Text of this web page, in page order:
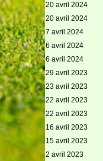
20 avril 2024
20 avril 2024
7 avril 2024
6 avril 2024
6 avril 2024
29 avril 2023
23 avril 2023
22 avril 2023
22 avril 2023
16 avril 2023
15 avril 2023
2 avril 2023